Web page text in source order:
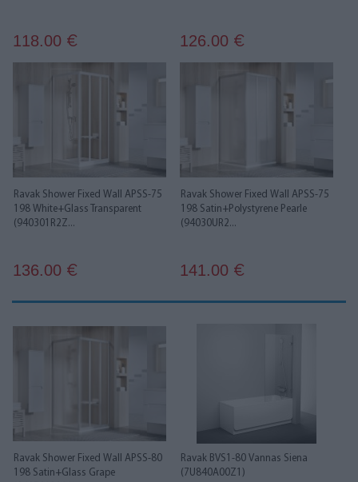
118.00 € 126.00 €
Ravak Shower Fixed Wall APSS-75
198 White+Glass Transparent
(940301R2Z...
136.00 €
Ravak Shower Fixed Wall APSS-75
198 Satin+Polystyrene Pearle
(94030UR2...
141.00 €
Ravak Shower Fixed Wall APSS-80
198 Satin+Glass Grape
Ravak BVS1-80 Vannas Siena
(7U840A00Z1)